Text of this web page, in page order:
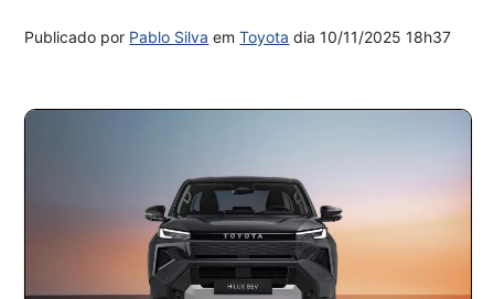
Publicado por Pablo Silva emToyota dia10/11/2025 18h37